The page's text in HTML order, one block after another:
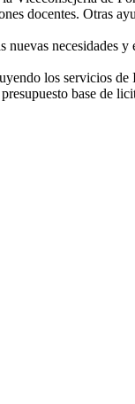
docentes. Otras
necesidades
los servicios de
base de